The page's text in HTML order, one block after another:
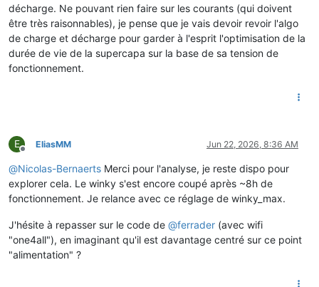
décharge. Ne pouvant rien faire sur les courants (qui doivent
être très raisonnables), je pense que je vais devoir revoir l'algo
de charge et décharge pour garder à l'esprit l'optimisation de la
durée de vie de la supercapa sur la base de sa tension de
fonctionnement.
E
Offline
EliasMM Jun 22, 2026, 8:36 AM
@Nicolas-Bernaerts Merci pour l'analyse, je reste dispo pour
explorer cela. Le winky s'est encore coupé après ~8h de
fonctionnement. Je relance avec ce réglage de winky_max.
J'hésite à repasser sur le code de @ferrader (avec wifi
"one4all"), en imaginant qu'il est davantage centré sur ce point
"alimentation" ?